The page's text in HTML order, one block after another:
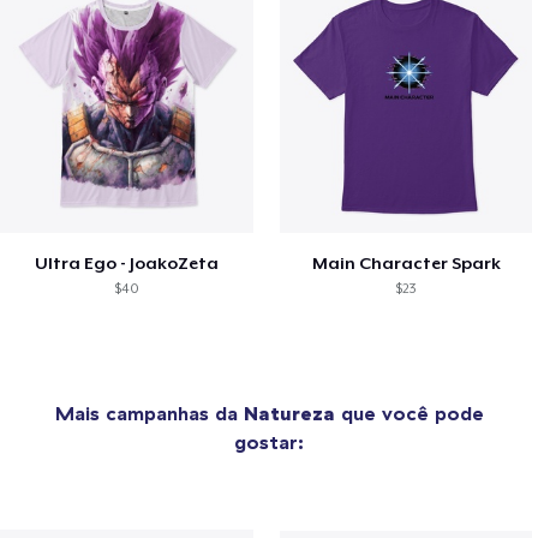
Ultra Ego - JoakoZeta
$40
Main Character Spark
$23
Mais campanhas da Natureza que você pode
gostar: